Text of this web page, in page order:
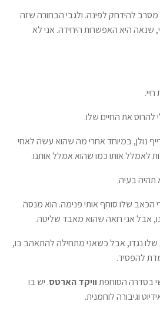
מסרב להידחק לפינה. ולגבי הבחורה שזה
שנאה היא האפשרות היחידה. אני לא
להרוס את החיים שלו.
נולן, במיוחד אחרי מה שהוא עשה לאחי
לאמלל אותו כמו שהוא אמלל אותנו.
תהיה בעיה.
שלו סוחף אותי פנימה. הוא מנסה
אבל אני רואה שהוא מאבד שליטה.
נגדו, אבל כשאני מתחילה להתאהב בו,
להפסיד.
בסדרה הסוחפתוויקד הארטס. יש בו
וגיבורה לוחמנית.